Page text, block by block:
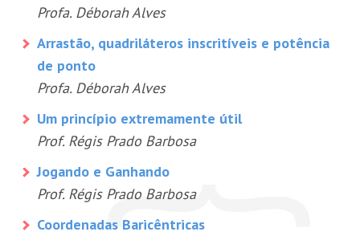
Profa. Déborah Alves
Arrastão, quadriláteros inscritíveis e potência
de ponto
Profa. Déborah Alves
Um princípio extremamente útil
Prof. Régis Prado Barbosa
Jogando e Ganhando
Prof. Régis Prado Barbosa
Coordenadas Baricêntricas